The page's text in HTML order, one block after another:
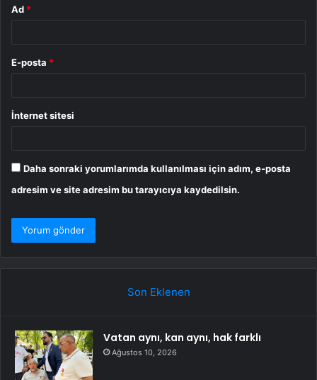
Ad *
E-posta *
İnternet sitesi
Daha sonraki yorumlarımda kullanılması için adım, e-posta
adresim ve site adresim bu tarayıcıya kaydedilsin.
Son Eklenen
Vatan aynı, kan aynı, hak farklı
Ağustos 10, 2026